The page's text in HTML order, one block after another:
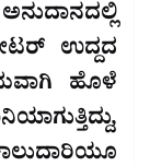
ಉದ್ದದ
ಹೊಳೆ